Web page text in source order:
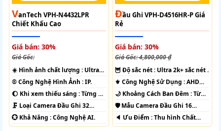
VAnTech VPH-N4432LPR
Chiết Khấu Cao
Giá bán: 30%
Giá Gốc:
☀️ Hình ảnh chất lượng : Ultra
4k 👍🏾 .
®️ Công Nghệ Hình Ảnh :IP.
🌔 Khi xem thiếu sáng :Từng Vị
Trí Camera .
🗜️ Loại CameraĐầu Ghi 32
kênh.
️💮 Khả Năng :Công Nghệ AI.
ĐẦu Ghi VPH-D4516HR-P Giá
Rẻ
Giá bán: 30%
Giá Gốc: 4,800,000 ₫
🦉 Độ sắc nét : Ultra 2k+ sắc nét .
⚜️ Công Nghệ Sử Dụng :AHD
CVI TVI BCS.
🌙 Khoảng Cách Ban Đêm :Từng
Vị Trí Camera .
🛡 Mẫu CameraĐầu Ghi 16
kênh.
️🔈 Ưu Điểm :Thu hình Chất
Lượng.